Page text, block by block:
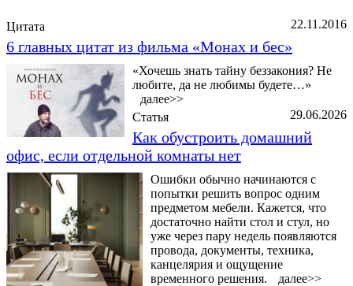
22.11.2016
Цитата
6 главных цитат из фильма «Монах и бес»
«Хочешь знать тайну беззакония? Не
любите, да не любимы будете…»
далее>>
29.06.2026
Статья
Как обустроить домашний
офис, если отдельной комнаты нет
Ошибки обычно начинаются с
попытки решить вопрос одним
предметом мебели. Кажется, что
достаточно найти стол и стул, но
уже через пару недель появляются
провода, документы, техника,
канцелярия и ощущение
временного решения.
далее>>